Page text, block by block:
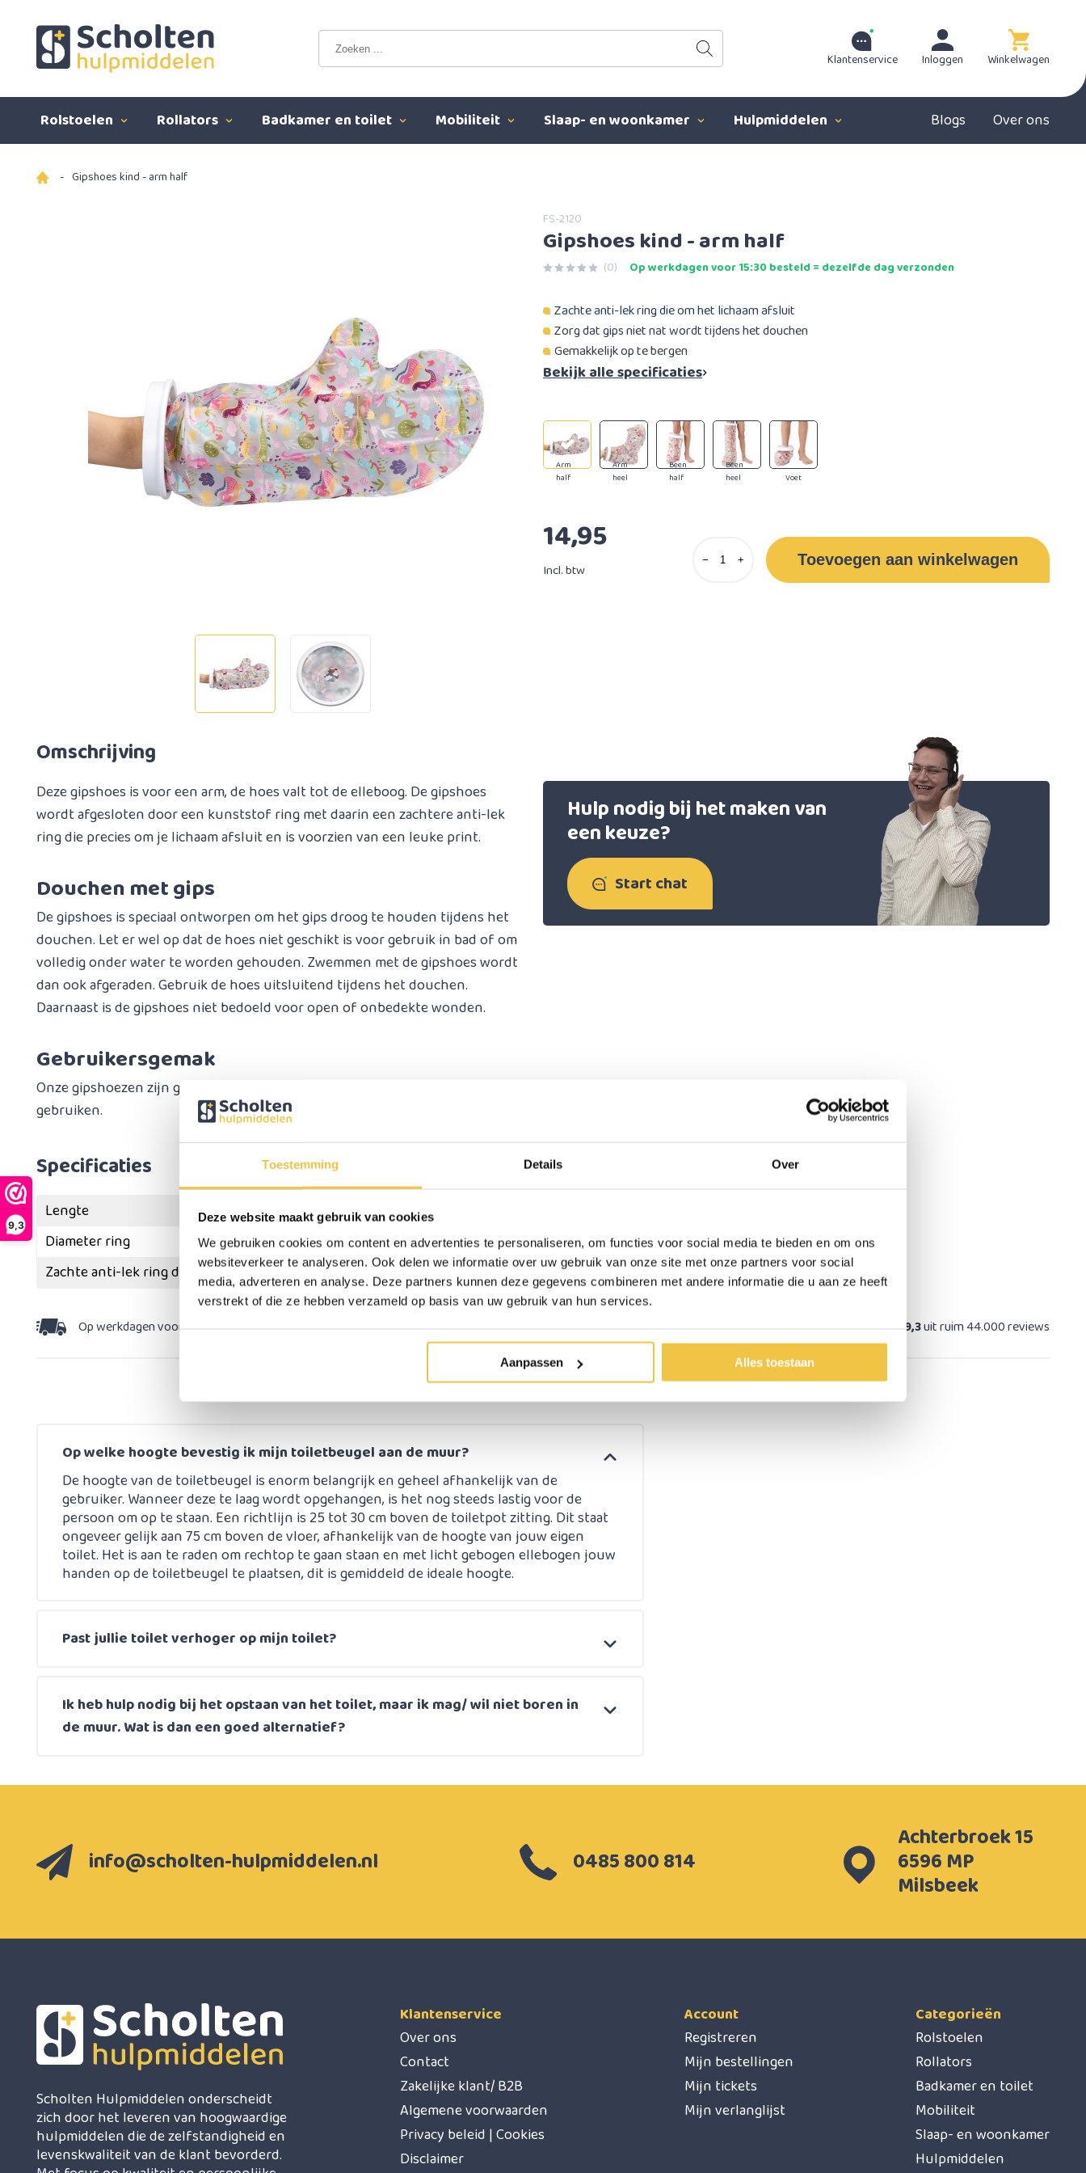
Toestemming Details Over
Deze website maakt gebruik van cookies
We gebruiken cookies om content en advertenties te personaliseren, om functies voor social media te bieden en om ons
websiteverkeer te analyseren. Ook delen we informatie over uw gebruik van onze site met onze partners voor social
media, adverteren en analyse. Deze partners kunnen deze gegevens combineren met andere informatie die u aan ze heeft
verstrekt of die ze hebben verzameld op basis van uw gebruik van hun services.
Aanpassen Alles toestaan
9,3
Klantenservice Inloggen Winkelwagen
Rolstoelen Rollators Badkamer en toilet Mobiliteit Slaap- en woonkamer Hulpmiddelen Blogs Over ons
- Gipshoes kind - arm half
FS-2120
Gipshoes kind - arm half
(0) Op werkdagen voor 15:30 besteld = dezelfde dag verzonden
Zachte anti-lek ring die om het lichaam afsluit
Zorg dat gips niet nat wordt tijdens het douchen
Gemakkelijk op te bergen
Bekijk alle specificaties
Arm
half
Arm
heel
Been
half
Been
heel
Voet
14,95
Incl. btw
− + Toevoegen aan winkelwagen
Omschrijving
Deze gipshoes is voor een arm, de hoes valt tot de elleboog. De gipshoes
wordt afgesloten door een kunststof ring met daarin een zachtere anti-lek
ring die precies om je lichaam afsluit en is voorzien van een leuke print.
Douchen met gips
De gipshoes is speciaal ontworpen om het gips droog te houden tijdens het
douchen. Let er wel op dat de hoes niet geschikt is voor gebruik in bad of om
volledig onder water te worden gehouden. Zwemmen met de gipshoes wordt
dan ook afgeraden. Gebruik de hoes uitsluitend tijdens het douchen.
Daarnaast is de gipshoes niet bedoeld voor open of onbedekte wonden.
Gebruikersgemak
Onze gipshoezen zijn gemakkelijk aan te brengen en zijn meerdere malen te
gebruiken.
Specificaties
Lengte
Diameter ring
19 cm
Zachte anti-lek ring die om het lichaam afsluit
Ja
Hulp nodig bij het maken van
een keuze?
Start chat
Op werkdagen voor 15:30 besteld,dezelfde dag verzonden Persoonlijkadviesop maat 9,3uit ruim 44.000 reviews
Op welke hoogte bevestig ik mijn toiletbeugel aan de muur?
De hoogte van de toiletbeugel is enorm belangrijk en geheel afhankelijk van de
gebruiker. Wanneer deze te laag wordt opgehangen, is het nog steeds lastig voor de
persoon om op te staan. Een richtlijn is 25 tot 30 cm boven de toiletpot zitting. Dit staat
ongeveer gelijk aan 75 cm boven de vloer, afhankelijk van de hoogte van jouw eigen
toilet. Het is aan te raden om rechtop te gaan staan en met licht gebogen ellebogen jouw
handen op de toiletbeugel te plaatsen, dit is gemiddeld de ideale hoogte.
Past jullie toilet verhoger op mijn toilet?
Ik heb hulp nodig bij het opstaan van het toilet, maar ik mag/ wil niet boren in
de muur. Wat is dan een goed alternatief?
info@scholten-hulpmiddelen.nl 0485 800 814
Achterbroek 15
6596 MP
Milsbeek
Scholten Hulpmiddelen onderscheidt
zich door het leveren van hoogwaardige
hulpmiddelen die de zelfstandigheid en
levenskwaliteit van de klant bevorderd.
Klantenservice
Over ons
Contact
Zakelijke klant/ B2B
Algemene voorwaarden
Privacy beleid | Cookies
Disclaimer
Account
Registreren
Mijn bestellingen
Mijn tickets
Mijn verlanglijst
Categorieën
Rolstoelen
Rollators
Badkamer en toilet
Mobiliteit
Slaap- en woonkamer
Hulpmiddelen